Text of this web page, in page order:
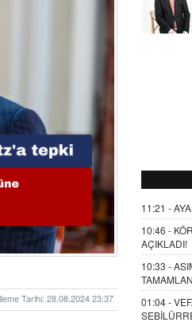
Tarihi: 28.08.2024 23:37
11:21 -
10:46 -
AÇIKLADI!
10:33 -
01:04 -